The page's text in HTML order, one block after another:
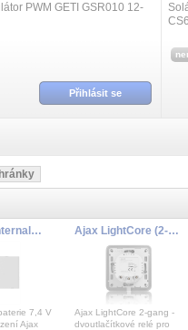
PWM GETI GSR010 12-
Přihlásit se
Ajax EN54 Internal Battery (72h) ASP white
7,4 V
Ajax
Ajax LightCore (2-gang)
Ajax LightCore 2-gang -
dvoutlačítkové relé pro